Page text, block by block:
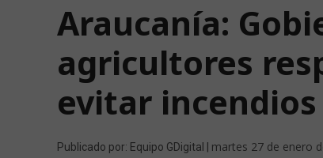
Araucanía:
agricultores
evitar
Publicado por: Equipo GDigital | martes 27 de enero